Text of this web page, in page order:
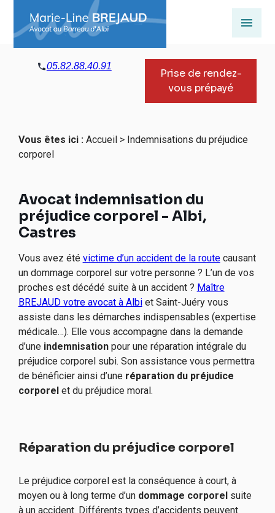
05.82.88.40.91
Prise de rendez-
vous prépayé
Vous êtes ici : Accueil> Indemnisations du préjudice
corporel
Avocat indemnisation du
préjudice corporel - Albi,
Castres
Vous avez été victime d’un accident de la routecausant
un dommage corporel sur votre personne ? L’un de vos
proches est décédé suite à un accident ? Maître
BREJAUD votre avocat à Albiet Saint-Juéry vous
assiste dans les démarches indispensables (expertise
médicale…). Elle vous accompagne dans la demande
d’une indemnisationpour une réparation intégrale du
préjudice corporel subi. Son assistance vous permettra
de bénéficier ainsi d’une réparation du préjudice
corporelet du préjudice moral.
Réparation du préjudice corporel
Le préjudice corporel est la conséquence à court, à
moyen ou à long terme d’un dommage corporel suite
à un accident. Différents types d’accidents peuvent
Panneau de gestion des cookies